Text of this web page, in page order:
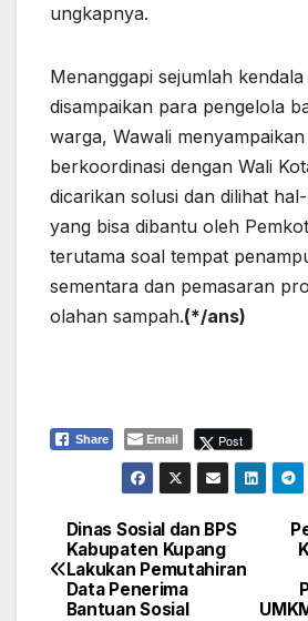
ungkapnya.
Menanggapi sejumlah
disampaikan para pengelola
warga, Wawali
berkoordinasi dengan Wali
dicarikan solusi dan dilihat
yang bisa dibantu oleh
terutama soal tempat
sementara dan pemasaran
olahan sampah.(*/ans)
Share Email Post
Navigasi
pos
Dinas Sosial dan BPS
Kabupaten Kupang
Lakukan Pemutahiran
Data Penerima
Bantuan Sosial